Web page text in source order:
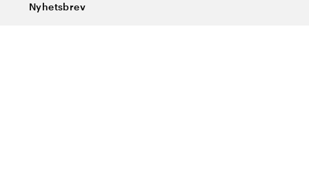
Nyhetsbrev